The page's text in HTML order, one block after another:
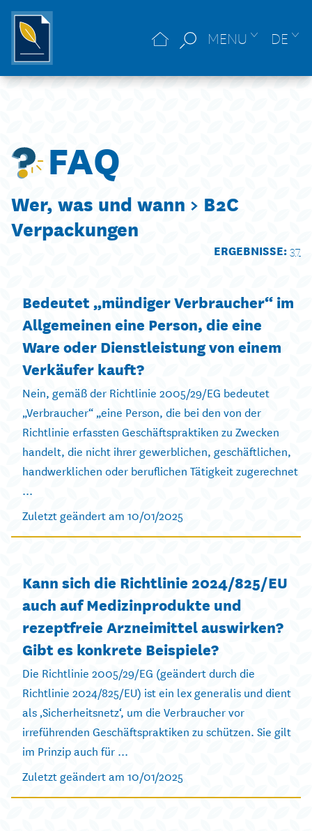
MENU DE
FAQ
Wer, was und wann > B2C
Verpackungen
ERGEBNISSE:37
Bedeutet „mündiger Verbraucher“ im
Allgemeinen eine Person, die eine
Ware oder Dienstleistung von einem
Verkäufer kauft?
Nein, gemäß der Richtlinie 2005/29/EG bedeutet
„Verbraucher“ „eine Person, die bei den von der
Richtlinie erfassten Geschäftspraktiken zu Zwecken
handelt, die nicht ihrer gewerblichen, geschäftlichen,
handwerklichen oder beruflichen Tätigkeit zugerechnet
...
Zuletzt geändert am 10/01/2025
Kann sich die Richtlinie 2024/825/EU
auch auf Medizinprodukte und
rezeptfreie Arzneimittel auswirken?
Gibt es konkrete Beispiele?
Die Richtlinie 2005/29/EG (geändert durch die
Richtlinie 2024/825/EU) ist ein lex generalis und dient
als ‚Sicherheitsnetz‘, um die Verbraucher vor
irreführenden Geschäftspraktiken zu schützen. Sie gilt
im Prinzip auch für ...
Zuletzt geändert am 10/01/2025